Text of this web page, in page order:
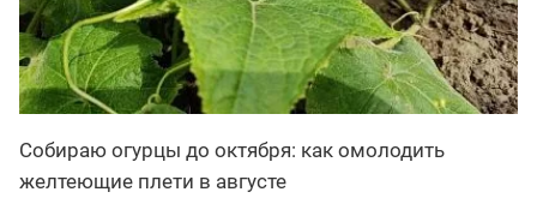
Собираю огурцы до октября: как омолодить
желтеющие плети в августе